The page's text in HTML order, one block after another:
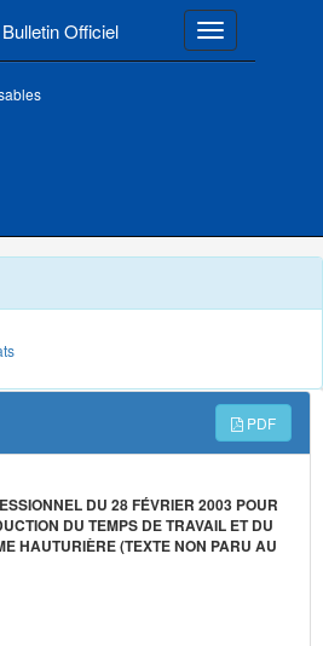
Bulletin Officiel Toggle
PDF
DU 28 FÉVRIER 2003 POUR
DU TEMPS DE TRAVAIL ET DU
HAUTURIÈRE (TEXTE NON PARU AU